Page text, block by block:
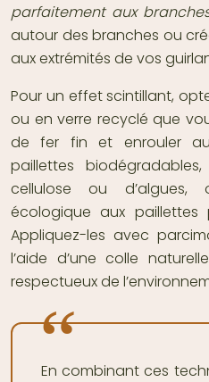
parfaitement aux
autour des branches ou
aux extrémités de vos
Pour un effet scintillant,
ou en verre recyclé que
de fer fin et enrouler
paillettes
cellulose ou d’algues,
écologique aux paillettes
Appliquez-les avec
l’aide d’une colle
respectueux de
En combinant ces